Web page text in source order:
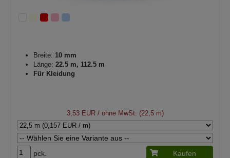
Breite: 10 mm
Länge: 22.5 m, 112.5 m
Für Kleidung
3,53 EUR/ ohne MwSt. (22,5 m)
pck. Kaufen